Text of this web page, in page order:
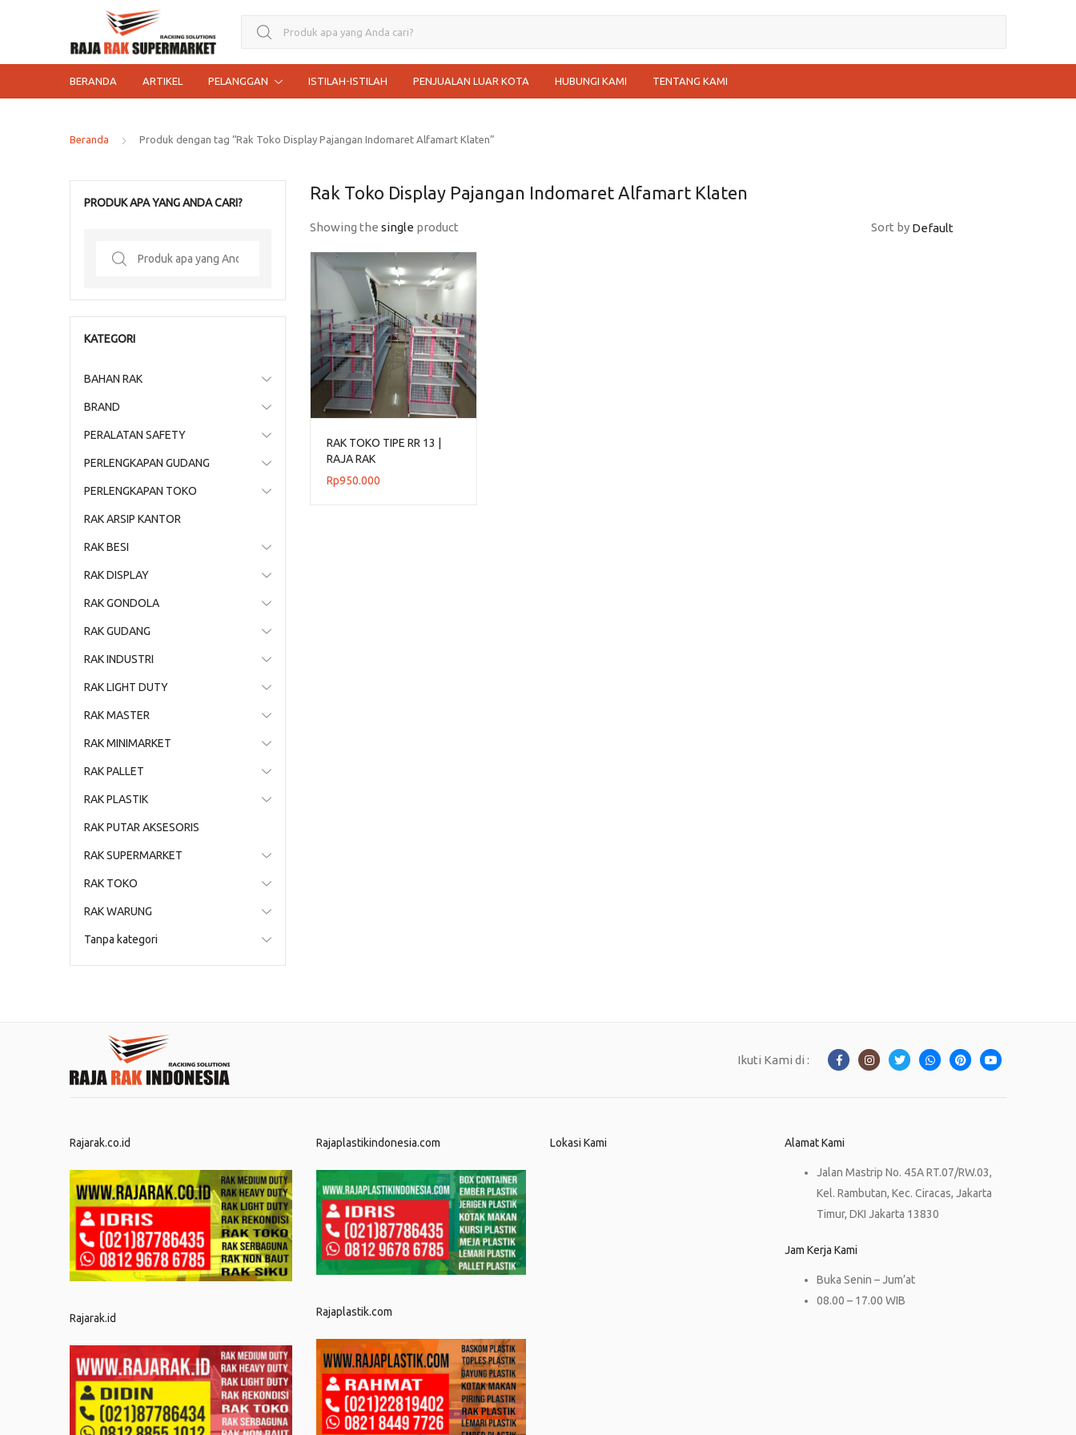
Search for:
BERANDA ARTIKEL PELANGGAN ISTILAH-ISTILAH PENJUALAN LUAR KOTA HUBUNGI KAMI TENTANG KAMI
Beranda Produk dengan tag “Rak Toko Display Pajangan Indomaret Alfamart Klaten”
Rak Toko Display Pajangan Indomaret Alfamart Klaten
Showing the single product Sort by
RAK TOKO TIPE RR 13 |
RAJA RAK
Rp950.000
PRODUK APA YANG ANDA CARI?
Search
KATEGORI
BAHAN RAK
BRAND
PERALATAN SAFETY
PERLENGKAPAN GUDANG
PERLENGKAPAN TOKO
RAK ARSIP KANTOR
RAK BESI
RAK DISPLAY
RAK GONDOLA
RAK GUDANG
RAK INDUSTRI
RAK LIGHT DUTY
RAK MASTER
RAK MINIMARKET
RAK PALLET
RAK PLASTIK
RAK PUTAR AKSESORIS
RAK SUPERMARKET
RAK TOKO
RAK WARUNG
Tanpa kategori
Ikuti Kami di :
Rajarak.co.id
Rajarak.id
Rajaplastikindonesia.com
Rajaplastik.com
Lokasi Kami Alamat Kami
Jalan Mastrip No. 45A RT.07/RW.03,
Kel. Rambutan, Kec. Ciracas, Jakarta
Timur, DKI Jakarta 13830
Jam Kerja Kami
Buka Senin – Jum’at
08.00 – 17.00 WIB